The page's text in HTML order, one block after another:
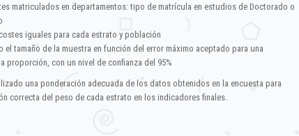
matriculados en departamentos: tipo de matrícula en estudios de Doctorado o
iguales para cada estrato y población
el tamaño de la muestra en función del error máximo aceptado para una
proporción, con un nivel de confianza del 95%
una ponderación adecuada de los datos obtenidos en la encuesta para
correcta del peso de cada estrato en los indicadores finales.